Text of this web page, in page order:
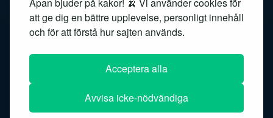
att ge dig en bättre upplevelse, personligt innehåll
och för att förstå hur sajten används.
Acceptera alla
Avvisa icke-nödvändiga
Semantic search Sentimentanalys
Speech-to-text